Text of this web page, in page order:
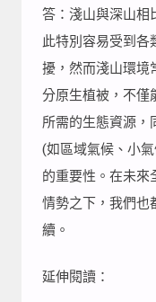
答：淺山與深山相
此特別容易受到各
擾，然而淺山環境
分原生植被，不僅
所需的生態資源，
(如區域氣候、小
的重要性。在未來
情勢之下，我們也
續。
延伸閱讀：